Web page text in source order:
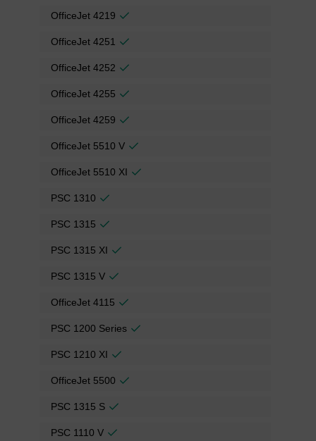
OfficeJet 4219
OfficeJet 4251
OfficeJet 4252
OfficeJet 4255
OfficeJet 4259
OfficeJet 5510 V
OfficeJet 5510 XI
PSC 1310
PSC 1315
PSC 1315 XI
PSC 1315 V
OfficeJet 4115
PSC 1200 Series
PSC 1210 XI
OfficeJet 5500
PSC 1315 S
PSC 1110 V